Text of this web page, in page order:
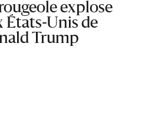
explose
États-Unis de
Trump